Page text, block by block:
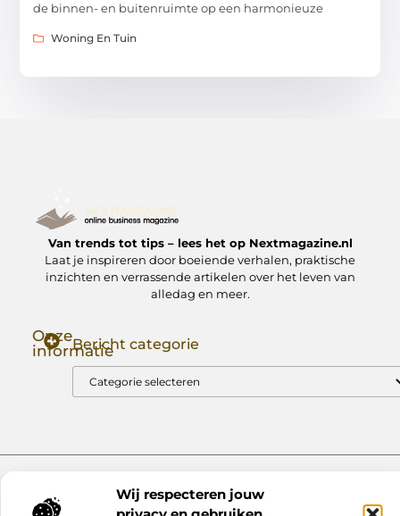
Wij respecteren jouw
de binnen- en buitenruimte op een harmonieuze
Woning En Tuin
Van trends tot tips – lees het op Nextmagazine.nl
Laat je inspireren door boeiende verhalen, praktische
inzichten en verrassende artikelen over het leven van
alledag en meer.
Onze
informatieBericht categorie
@2025 www.nextmagazine.nl. All Right Reserved.